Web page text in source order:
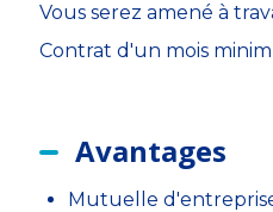
Vous serez amené à
Contrat d'un mois
Avantages
Mutuelle